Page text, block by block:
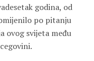
godina, od
po pitanju
ovog svijeta među